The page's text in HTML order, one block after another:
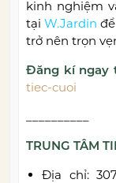
kinh nghiệm
tại W.Jardin
trở nên trọn
Đăng kí ngay
tiec-cuoi
TRUNG TÂM
Địa chỉ: